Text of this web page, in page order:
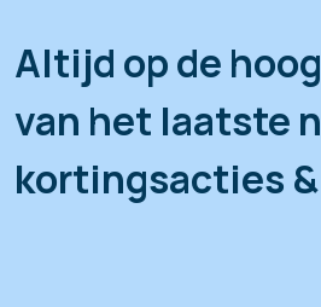
Altijd op de
van het laatste
kortingsacties